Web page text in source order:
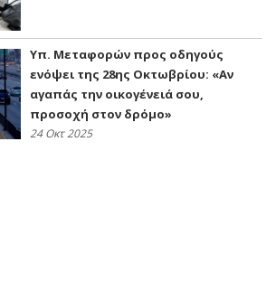
Υπ. Μεταφορών προς οδηγούς
ενόψει της 28ης Οκτωβρίου: «Αν
αγαπάς την οικογένειά σου,
προσοχή στον δρόμο»
24 Οκτ 2025